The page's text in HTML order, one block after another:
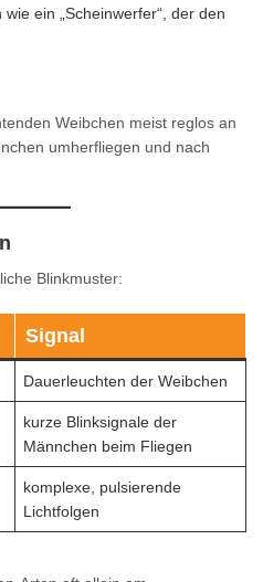
ein „Scheinwerfer“, der den
Weibchen meist reglos an
umherfliegen und nach
Blinkmuster:
Signal
Dauerleuchten der Weibchen
kurze Blinksignale der
Männchen beim Fliegen
komplexe, pulsierende
Lichtfolgen